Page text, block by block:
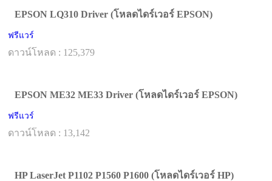
EPSON LQ310 Driver (โหลดไดร์เวอร์ EPSON)
ฟรีแวร์
ดาวน์โหลด : 125,379
EPSON ME32 ME33 Driver (โหลดไดร์เวอร์ EPSON)
ฟรีแวร์
ดาวน์โหลด : 13,142
HP LaserJet P1102 P1560 P1600 (โหลดไดร์เวอร์ HP)